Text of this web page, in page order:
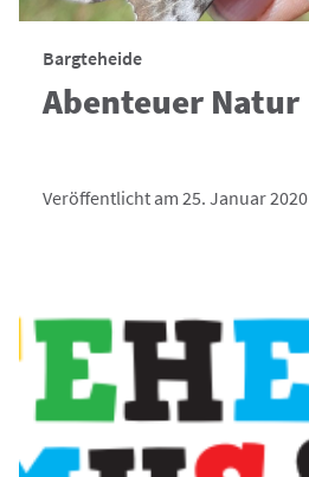
Bargteheide
Abenteuer Natur
Veröffentlicht am 25. Januar 2020